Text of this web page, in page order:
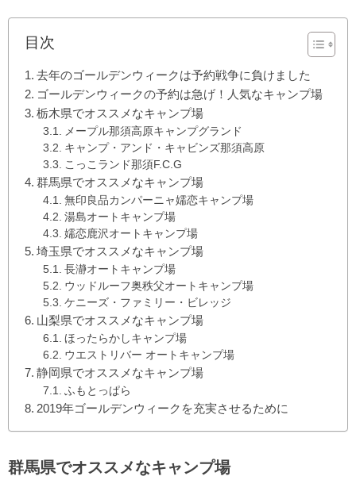
目次
去年のゴールデンウィークは予約戦争に負けました
ゴールデンウィークの予約は急げ！人気なキャンプ場
栃木県でオススメなキャンプ場
メープル那須高原キャンプグランド
キャンプ・アンド・キャビンズ那須高原
こっこランド那須F.C.G
群馬県でオススメなキャンプ場
無印良品カンパーニャ嬬恋キャンプ場
湯島オートキャンプ場
嬬恋鹿沢オートキャンプ場
埼玉県でオススメなキャンプ場
長瀞オートキャンプ場
ウッドルーフ奥秩父オートキャンプ場
ケニーズ・ファミリー・ビレッジ
山梨県でオススメなキャンプ場
ほったらかしキャンプ場
ウエストリバー オートキャンプ場
静岡県でオススメなキャンプ場
ふもとっぱら
2019年ゴールデンウィークを充実させるために
群馬県でオススメなキャンプ場